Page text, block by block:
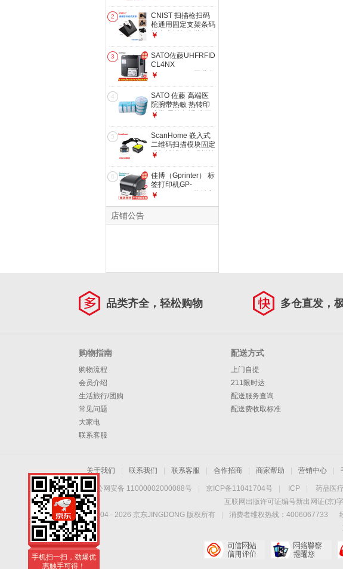
洗店洗水唛厚度20
丝110mm*50M/卷
2
CNIST 扫描枪扫码
枪通用固定支架条码
枪底座托架安装板条
架 通用型勾挂式扫
描枪支架 标配
￥
3
SATO佐藤UHFRFID
CL4NX
CL4NXPLUS工业条
子不干胶标签读写打
印机 3.5英寸全彩
LCD屏 CL4NX
PLUS 203dpi
USB+网口
￥
4
SATO 佐藤 高端医
院腕带热敏 热转印
腕带 柔软舒适 撕不
签纸 成人热敏腕带
蓝色印花8卷/600条
￥
5
ScanHome 嵌入式
二维码扫描模块固定
式扫描模组扫码模块
柜闸机扫码抢
SH400 RS232串口
（5V供电）
￥
6
佳博（Gprinter） 标
签打印机GP-
1124T/1134T热转印
￥
店铺公告
品类齐全，轻松购物 多仓直发，
购物指南
购物流程
会员介绍
生活旅行/团购
常见问题
大家电
联系客服
配送方式
上门自提
211限时达
配送服务查询
配送费收取标准
关于我们 联系我们 联系客服 合作招商 商家帮助 营销中心
京公网安备 11000002000088号 京ICP备11041704号 ICP 药品医
互联网出版许可证编号新出网证(京)
Copyright © 2004 - 2026 京东JINGDONG 版权所有 消费者维权热线：4006067733
手机扫一扫，劲爆优
惠触手可得！
手机扫一扫，劲爆优